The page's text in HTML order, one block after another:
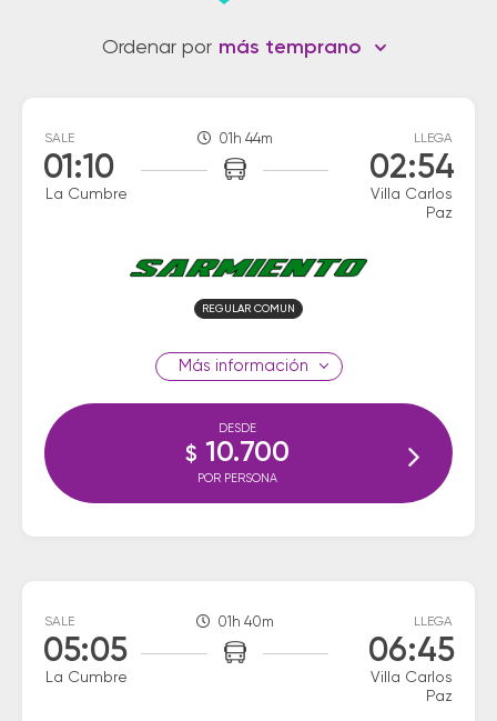
Ordenar por más temprano
SALE
01:10
La Cumbre
01h 44m LLEGA
02:54
Villa Carlos
Paz
REGULAR COMUN
información
DESDE
$ 10.700
POR PERSONA
SALE
05:05
La Cumbre
01h 40m LLEGA
06:45
Villa Carlos
Paz